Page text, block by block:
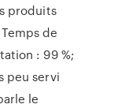
produits
de
: 99 %;
peu servi
le